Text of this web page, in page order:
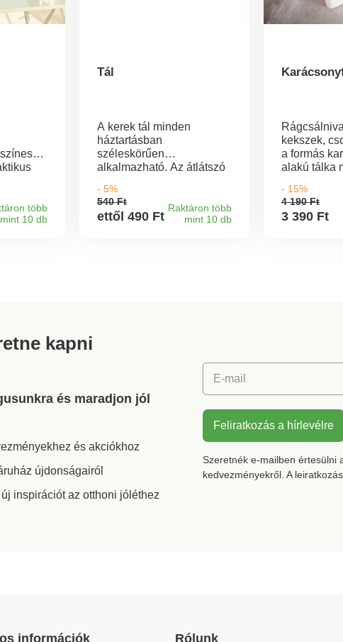
több
mint 10 db
Tál
A kerek tál minden
háztartásban
széleskörűen
alkalmazható. Az átlátszó
hogy lássa a mérővonalat,
és így áttekinthesse a
tartalom mennyiségét. A
méret közül választható
- 5%
540 Ft
ettől 490 Ft
Raktáron több
mint 10 db
kekszek,
a formás
alakú tálka
szívesen
magát.
szállítjuk.
- 15%
4 190 Ft
3 390 Ft
kapni
és maradjon jól
és akciókhoz
újdonságairól
inspirációt az otthoni jóléthez
E-mail
Feliratkozás a hírlevélre
Szeretnék e-mailben értesülni
kedvezményekről. A
információk Rólunk